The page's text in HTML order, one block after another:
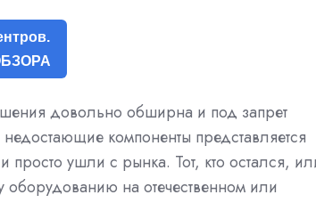
довольно обширна и под запрет
компоненты представляется
ушли с рынка. Тот, кто остался,
оборудованию на отечественном или